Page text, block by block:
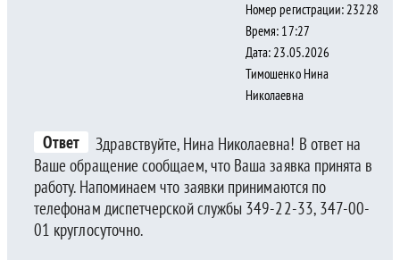
Номер регистрации: 23228
Время: 17:27
Дата: 23.05.2026
Тимошенко Нина
Николаевна
Ответ
Здравствуйте, Нина Николаевна! В ответ на
Ваше обращение сообщаем, что Ваша заявка принята в
работу. Напоминаем что заявки принимаются по
телефонам диспетчерской службы 349-22-33, 347-00-
01 круглосуточно.